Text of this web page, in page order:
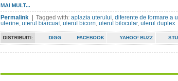
MAI MULT...
Permalink | Tagged with: aplazia uterului, diferente de formare a
uterine, uterul biarcuat, uterul bicorn, uterul bilocular, uterul duplex
DISTRIBUITI: DIGG FACEBOOK YAHOO! BUZZ